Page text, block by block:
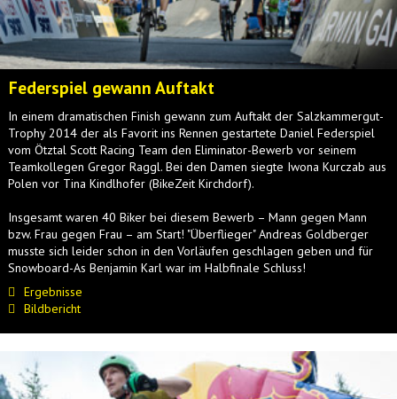
Federspiel gewann Auftakt
In einem dramatischen Finish gewann zum Auftakt der Salzkammergut-
Trophy 2014 der als Favorit ins Rennen gestartete Daniel Federspiel
vom Ötztal Scott Racing Team den Eliminator-Bewerb vor seinem
Teamkollegen Gregor Raggl. Bei den Damen siegte Iwona Kurczab aus
Polen vor Tina Kindlhofer (BikeZeit Kirchdorf).
Insgesamt waren 40 Biker bei diesem Bewerb – Mann gegen Mann
bzw. Frau gegen Frau – am Start! "Überflieger" Andreas Goldberger
musste sich leider schon in den Vorläufen geschlagen geben und für
Snowboard-As Benjamin Karl war im Halbfinale Schluss!
Ergebnisse
Bildbericht